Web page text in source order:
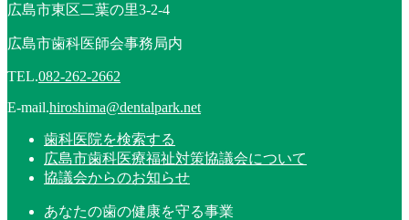
広島市東区二葉の里3-2-4
広島市歯科医師会事務局内
TEL.082-262-2662
E-mail.hiroshima@dentalpark.net
歯科医院を検索する
広島市歯科医療福祉対策協議会について
協議会からのお知らせ
あなたの歯の健康を守る事業